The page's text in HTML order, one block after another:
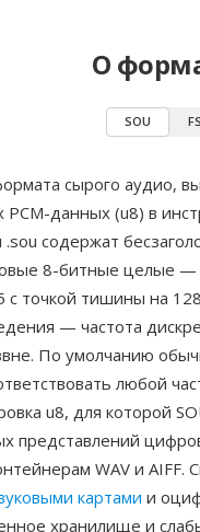
О
SOU
сырого аудио,
данных (u8) в
содержат
8-битные целые —
точкой тишины на
— частота
По умолчанию
любой
u8, для которой
представлений
WAV и AIFF.
картами и
хранилище и